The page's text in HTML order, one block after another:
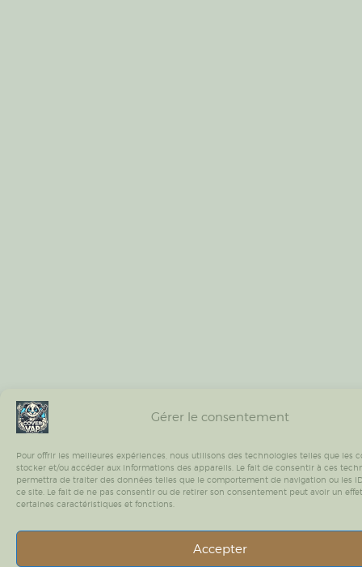
Gérer le consentement
Pour offrir les meilleures expériences, nous utilisons des technologies telles que les
stocker et/ou accéder aux informations des appareils. Le fait de consentir à ces
permettra de traiter des données telles que le comportement de navigation ou les
ce site. Le fait de ne pas consentir ou de retirer son consentement peut avoir un
certaines caractéristiques et fonctions.
Accepter